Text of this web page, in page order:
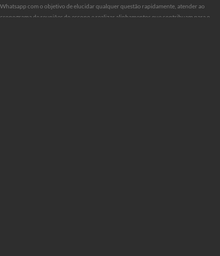
Whatsapp com o objetivo de elucidar qualquer questão rapidamente, atender ao
cronograma de reuniões do escopo e realizar alinhamentos que contribuam para o